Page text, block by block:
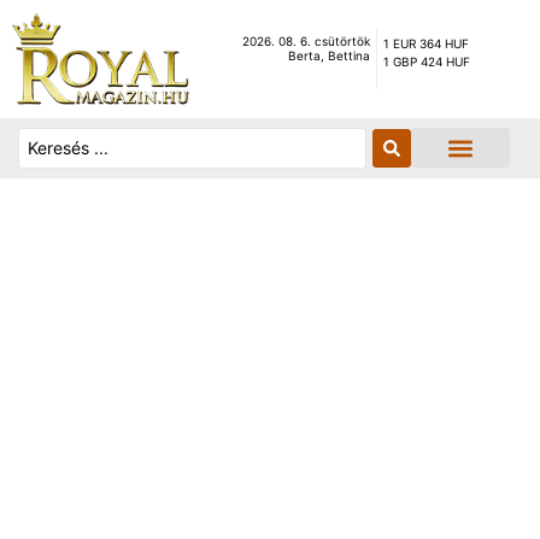
2026. 08. 6. csütörtök
Berta, Bettina
1 EUR 364 HUF
1 GBP 424 HUF